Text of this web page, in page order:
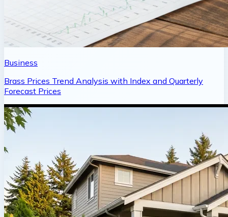
Business
Brass Prices Trend Analysis with Index and Quarterly
Forecast Prices